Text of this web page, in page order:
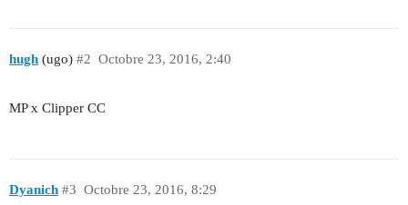
hugh (ugo) Octobre 23, 2016, 2:40
#2
MP x Clipper CC
Dyanich Octobre 23, 2016, 8:29
#3